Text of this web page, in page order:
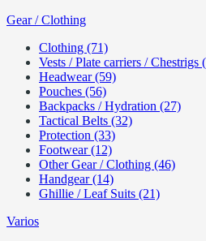
Gear / Clothing
Clothing (71)
Vests / Plate carriers / Chestrigs
Headwear (59)
Pouches (56)
Backpacks / Hydration (27)
Tactical Belts (32)
Protection (33)
Footwear (12)
Other Gear / Clothing (46)
Handgear (14)
Ghillie / Leaf Suits (21)
Varios